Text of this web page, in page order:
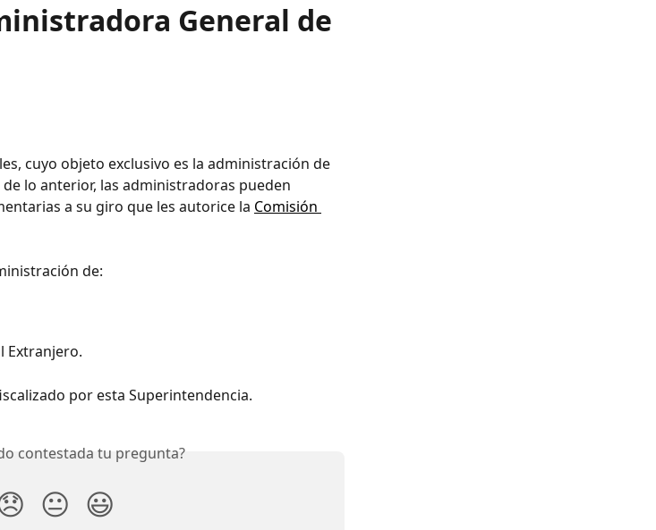
General de
cuyo objeto exclusivo es la administración de
lo anterior, las administradoras pueden
a su giro que les autorice la Comisión
de:
Extranjero.
por esta Superintendencia.
contestada tu pregunta?
😐 😃